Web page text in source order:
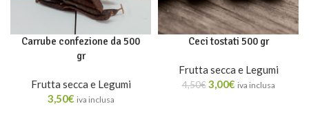
Carrube confezione da 500
gr
Frutta secca e Legumi
3,50€ iva inclusa
Ceci tostati 500 gr
Frutta secca e Legumi
4,50€ 3,00€ iva inclusa